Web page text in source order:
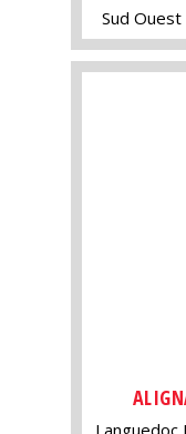
Sud Ouest